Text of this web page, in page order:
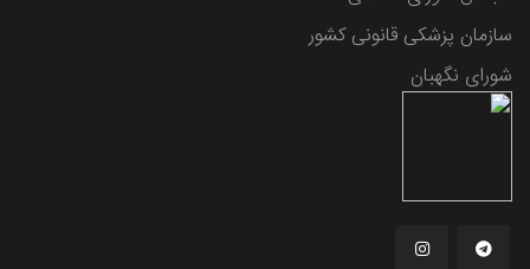
سازمان پزشکی قانونی کشور
شورای نگهبان